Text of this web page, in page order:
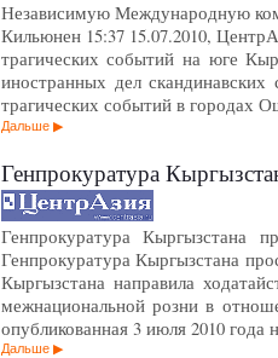
Независимую Международную
Кильюнен 15:37 15.07.2010,
трагических событий на юге
иностранных дел
трагических событий в
Дальше
Генпрокуратура
Генпрокуратура Кыргызстана
Генпрокуратура Кыргызстана
Кыргызстана направила
межнациональной розни в
опубликованная 3 июля 2010
Дальше